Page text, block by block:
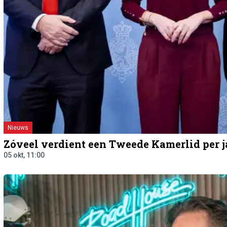
Nieuws
Zóveel verdient een Tweede Kamerlid per
05 okt, 11:00